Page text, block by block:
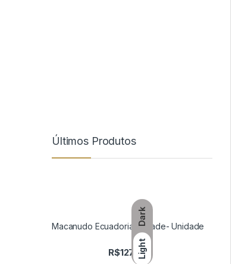
Dark
Light
Últimos Produtos
Macanudo Ecuadorian Shade- Unidade
R$127,50